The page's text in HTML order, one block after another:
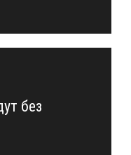
без